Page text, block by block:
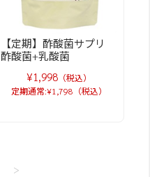
【定期】酢酸菌サプリ
酢酸菌+乳酸菌
¥1,998（税込）
定期通常:¥1,798（税込）
>